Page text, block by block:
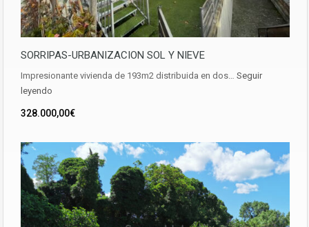
SORRIPAS-URBANIZACION SOL Y NIEVE
Impresionante vivienda de 193m2 distribuida en dos… Seguir
leyendo
328.000,00€